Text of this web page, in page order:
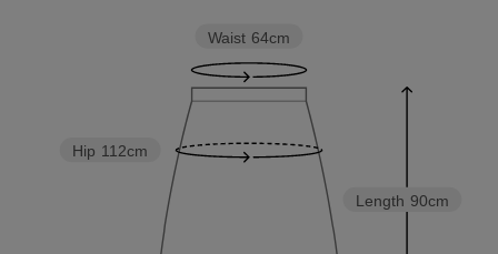
Length 90cm
Hip 112cm
Waist 64cm